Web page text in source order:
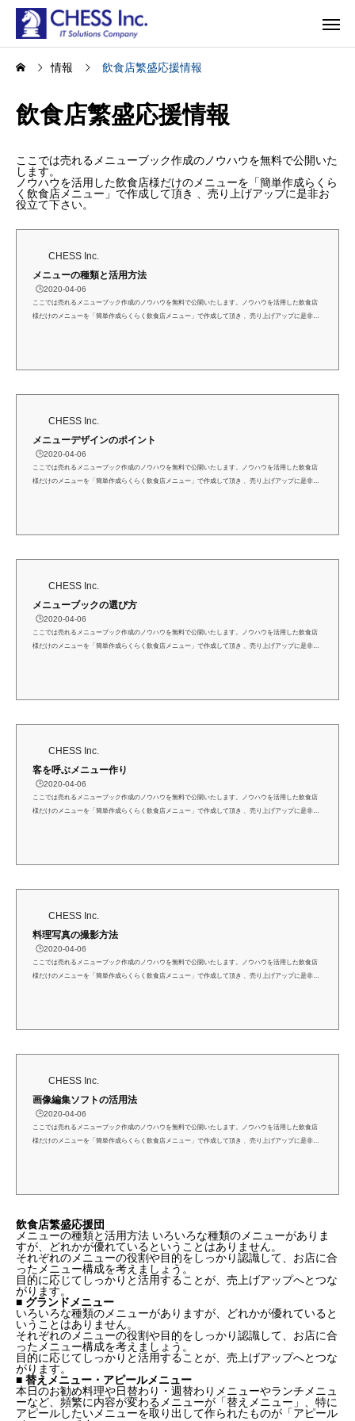
情報 飲食店繁盛応援情報
飲食店繁盛応援情報
ここでは売れるメニューブック作成のノウハウを無料で公開いた
します。
ノウハウを活用した飲食店様だけのメニューを「簡単作成らくら
く飲食店メニュー」で作成して頂き 、売り上げアップに是非お
役立て下さい。
CHESS Inc.
メニューの種類と活用方法
🕒️2020-04-06
ここでは売れるメニューブック作成のノウハウを無料で公開いたします。ノウハウを活用した飲食店
様だけのメニューを「簡単作成らくらく飲食店メニュー」で作成して頂き 、売り上げアップに是非お
売上げアップへとつながります。 ■ グランドメ...
CHESS Inc.
メニューデザインのポイント
🕒️2020-04-06
ここでは売れるメニューブック作成のノウハウを無料で公開いたします。ノウハウを活用した飲食店
様だけのメニューを「簡単作成らくらく飲食店メニュー」で作成して頂き 、売り上げアップに是非お
べたいと感じるか感じないかに大きな差が出ます。...
CHESS Inc.
メニューブックの選び方
🕒️2020-04-06
ここでは売れるメニューブック作成のノウハウを無料で公開いたします。ノウハウを活用した飲食店
様だけのメニューを「簡単作成らくらく飲食店メニュー」で作成して頂き 、売り上げアップに是非お
屋」では、様々な種類のメニューブックを販売し...
CHESS Inc.
客を呼ぶメニュー作り
🕒️2020-04-06
ここでは売れるメニューブック作成のノウハウを無料で公開いたします。ノウハウを活用した飲食店
様だけのメニューを「簡単作成らくらく飲食店メニュー」で作成して頂き 、売り上げアップに是非お
い料理が食べられるということを印象付けることが...
CHESS Inc.
料理写真の撮影方法
🕒️2020-04-06
ここでは売れるメニューブック作成のノウハウを無料で公開いたします。ノウハウを活用した飲食店
様だけのメニューを「簡単作成らくらく飲食店メニュー」で作成して頂き 、売り上げアップに是非お
してください。■ 素材をおいしそうに見せる方法写...
CHESS Inc.
画像編集ソフトの活用法
🕒️2020-04-06
ここでは売れるメニューブック作成のノウハウを無料で公開いたします。ノウハウを活用した飲食店
様だけのメニューを「簡単作成らくらく飲食店メニュー」で作成して頂き 、売り上げアップに是非お
ただ今制作中です。もうしばらくお待ちください。...
飲食店繁盛応援団
メニューの種類と活用方法 いろいろな種類のメニューがありま
すが、どれかが優れているということはありません。
それぞれのメニューの役割や目的をしっかり認識して、お店に合
ったメニュー構成を考えましょう。
目的に応じてしっかりと活用することが、売上げアップへとつな
がります。
■ グランドメニュー
いろいろな種類のメニューがありますが、どれかが優れていると
いうことはありません。
それぞれのメニューの役割や目的をしっかり認識して、お店に合
ったメニュー構成を考えましょう。
目的に応じてしっかりと活用することが、売上げアップへとつな
がります。
■ 替えメニュー・アピールメニュー
本日のお勧め料理や日替わり・週替わりメニューやランチメニュ
ーなど、頻繁に内容が変わるメニューが「替えメニュー」、特に
アピールしたいメニューを取り出して作られたものが「アピール